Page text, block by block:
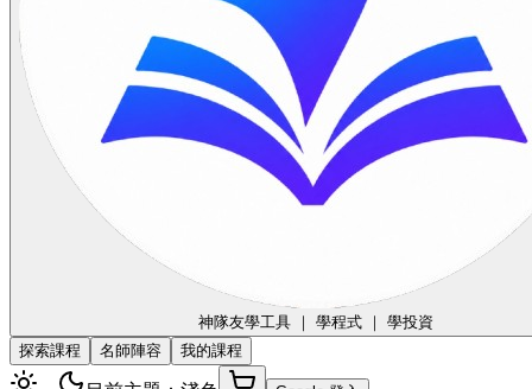
神隊友學工具 ｜ 學程式 ｜ 學投資
探索課程
名師陣容 我的課程